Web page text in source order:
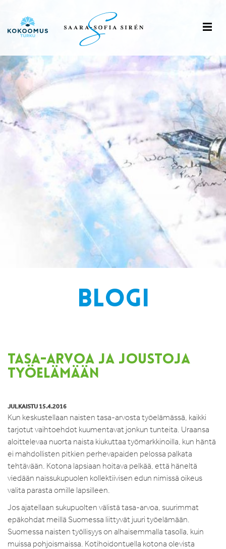
BLOGI
TASA-ARVOA JA JOUSTOJA
TYÖELÄMÄÄN
JULKAISTU 15.4.2016
Kun keskustellaan naisten tasa-arvosta työelämässä, kaikki
tarjotut vaihtoehdot kuumentavat jonkun tunteita. Uraansa
aloittelevaa nuorta naista kiukuttaa työmarkkinoilla, kun häntä
ei mahdollisten pitkien perhevapaiden pelossa palkata
tehtävään. Kotona lapsiaan hoitava pelkää, että häneltä
viedään naissukupuolen kollektiivisen edun nimissä oikeus
valita parasta omille lapsilleen.
Jos ajatellaan sukupuolten välistä tasa-arvoa, suurimmat
epäkohdat meillä Suomessa liittyvät juuri työelämään.
Suomessa naisten työllisyys on alhaisemmalla tasolla, kuin
muissa pohjoismaissa. Kotihoidontuella kotona olevista